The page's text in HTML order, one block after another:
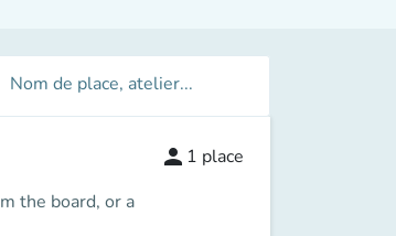
Nom de place, atelier...
the board, or a
person 1 place